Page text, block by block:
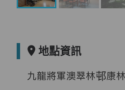
地點資訊
九龍將軍澳翠林邨康